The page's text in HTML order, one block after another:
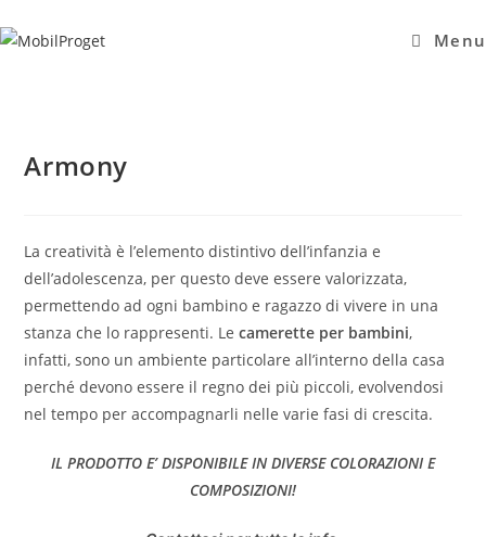
al
Menu
Armony
La creatività è l’elemento distintivo dell’infanzia e
dell’adolescenza, per questo deve essere valorizzata,
permettendo ad ogni bambino e ragazzo di vivere in una
stanza che lo rappresenti. Lecamerette per bambini,
infatti, sono un ambiente particolare all’interno della casa
perché devono essere il regno dei più piccoli, evolvendosi
nel tempo per accompagnarli nelle varie fasi di crescita.
IL PRODOTTO E’ DISPONIBILE IN DIVERSE COLORAZIONI E
COMPOSIZIONI!